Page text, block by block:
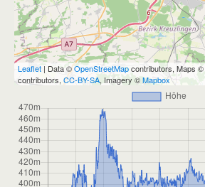
Leaflet | Data ©OpenStreetMapcontributors, Maps ©
contributors, CC-BY-SA, Imagery ©Mapbox